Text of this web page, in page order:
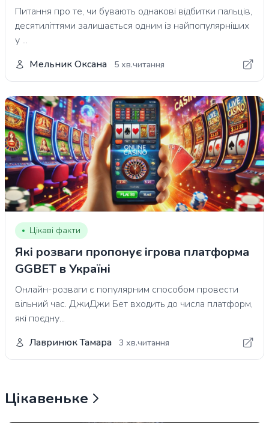
Питання про те, чи бувають однакові відбитки пальців,
десятиліттями залишається одним із найпопулярніших
у ...
Мельник Оксана
5 хв.читання
Цікаві факти
Які розваги пропонує ігрова платформа
GGBET в Україні
Онлайн-розваги є популярним способом провести
вільний час. ДжиДжи Бет входить до числа платформ,
які поєдну...
Лавринюк Тамара
3 хв.читання
Цікавеньке